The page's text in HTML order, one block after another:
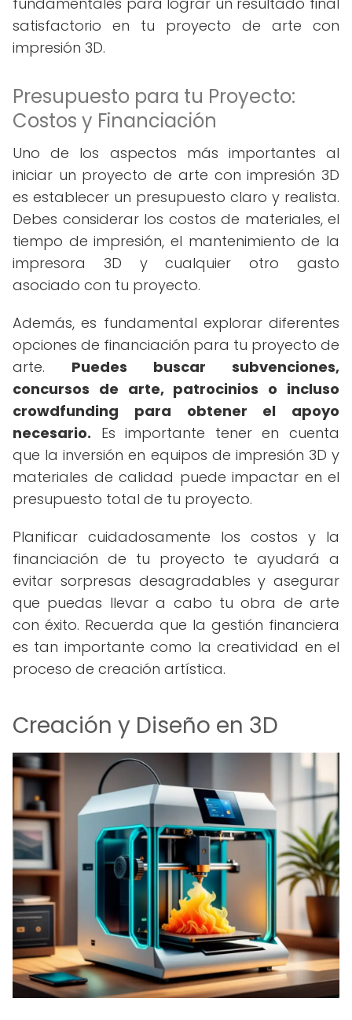
satisfactorio en tu proyecto de arte con
impresión 3D.
Presupuesto para tu Proyecto:
Costos y Financiación
Uno de los aspectos más importantes al
iniciar un proyecto de arte con impresión 3D
es establecer un presupuesto claro y realista.
Debes considerar los costos de materiales, el
tiempo de impresión, el mantenimiento de la
impresora 3D y cualquier otro gasto
asociado con tu proyecto.
Además, es fundamental explorar diferentes
opciones de financiación para tu proyecto de
arte. Puedes buscar subvenciones,
concursos de arte, patrocinios o incluso
crowdfunding para obtener el apoyo
necesario. Es importante tener en cuenta
que la inversión en equipos de impresión 3D y
materiales de calidad puede impactar en el
presupuesto total de tu proyecto.
Planificar cuidadosamente los costos y la
financiación de tu proyecto te ayudará a
evitar sorpresas desagradables y asegurar
que puedas llevar a cabo tu obra de arte
con éxito. Recuerda que la gestión financiera
es tan importante como la creatividad en el
proceso de creación artística.
Creación y Diseño en 3D